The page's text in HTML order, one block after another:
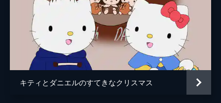
けろっぴたちが水遊びの準備体操を披露。首
を回したり手足を動かしたり、水中を気持ち
よさそうに泳ぐ。水の中の仲間たちとの出会
いも描かれ、夏にぴったりの楽しい水遊びの
様子が繰り広げられる。
3分
#7 おかあさん
キティとダニエルのすてきなクリスマス